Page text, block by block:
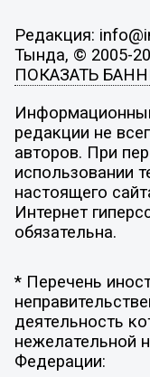
Редакция:
Тында, © 2005-
ПОКАЗАТЬ
редакции не
авторов. При
использовании
настоящего
Интернет
обязательна.
* Перечень
деятельность
нежелательной
Федерации: